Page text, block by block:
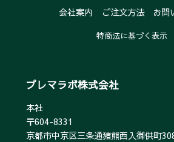
会社案内 ご注文方法 お問
特商法に基づく表示
プレマラボ株式会社
本社
〒604-8331
京都市中京区三条通猪熊西入御供町